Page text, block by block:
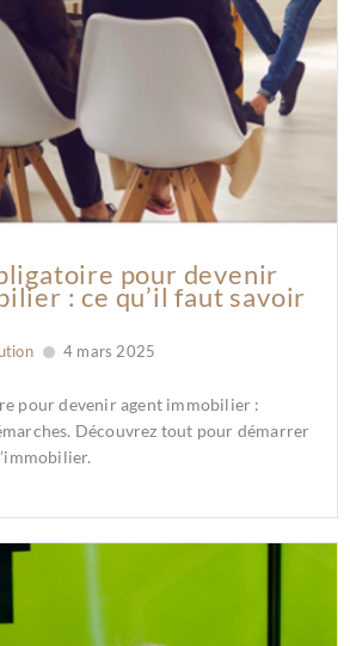
pour devenir
: ce qu’il faut savoir
4 mars 2025
pour devenir agent immobilier :
Découvrez tout pour démarrer